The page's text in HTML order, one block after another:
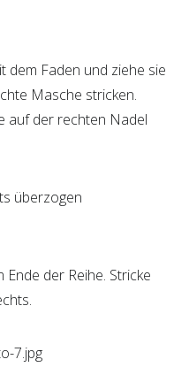
dem Faden und ziehe sie
Masche stricken.
auf der rechten Nadel
überzogen
der Reihe. Stricke